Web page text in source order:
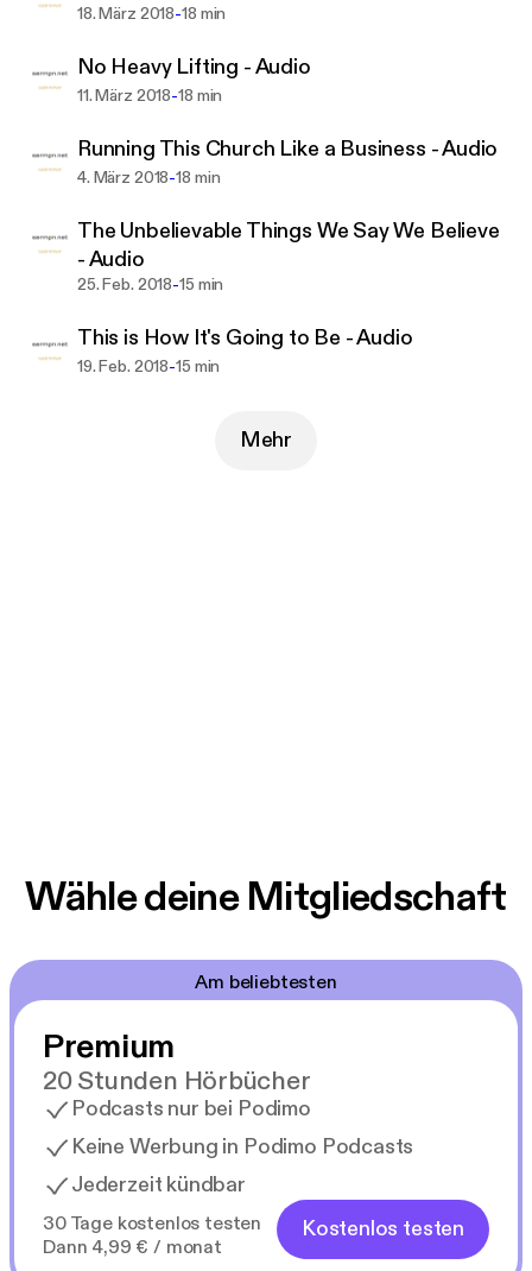
18. März 2018-18 min
No Heavy Lifting - Audio
11. März 2018-18 min
Running This Church Like a Business - Audio
4. März 2018-18 min
The Unbelievable Things We Say We Believe
- Audio
25. Feb. 2018-15 min
This is How It's Going to Be - Audio
19. Feb. 2018-15 min
Mehr
Wähle deine Mitgliedschaft
Am beliebtesten
Premium
20 Stunden Hörbücher
Podcasts nur bei Podimo
Keine Werbung in Podimo Podcasts
Jederzeit kündbar
30 Tage kostenlos testen
Dann 4,99 € / monat
Kostenlos testen